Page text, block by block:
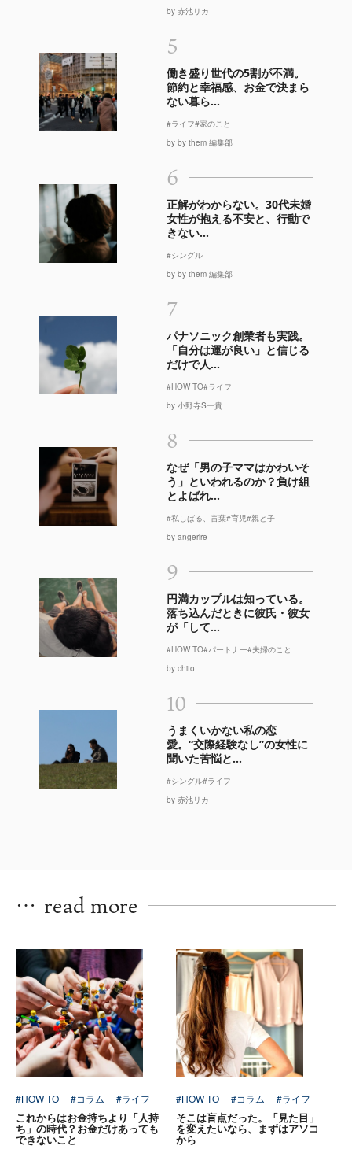
by 赤池リカ
5
働き盛り世代の5割が不満。
節約と幸福感、お金で決まら
ない暮ら...
#ライフ#家のこと
by by them 編集部
6
正解がわからない。30代未婚
女性が抱える不安と、行動で
きない...
#シングル
by by them 編集部
7
パナソニック創業者も実践。
「自分は運が良い」と信じる
だけで人...
#HOW TO#ライフ
by 小野寺S一貴
8
なぜ「男の子ママはかわいそ
う」といわれるのか？負け組
とよばれ...
#私しばる、言葉#育児#親と子
by angerire
9
円満カップルは知っている。
落ち込んだときに彼氏・彼女
が「して...
#HOW TO#パートナー#夫婦のこと
by chito
10
うまくいかない私の恋
愛。“交際経験なし”の女性に
聞いた苦悩と...
#シングル#ライフ
by 赤池リカ
… read more
#HOW TO #コラム #ライフ
これからはお金持ちより「人持
ち」の時代？お金だけあっても
できないこと
#HOW TO #コラム #ライフ
そこは盲点だった。「見た目」
を変えたいなら、まずはアソコ
から